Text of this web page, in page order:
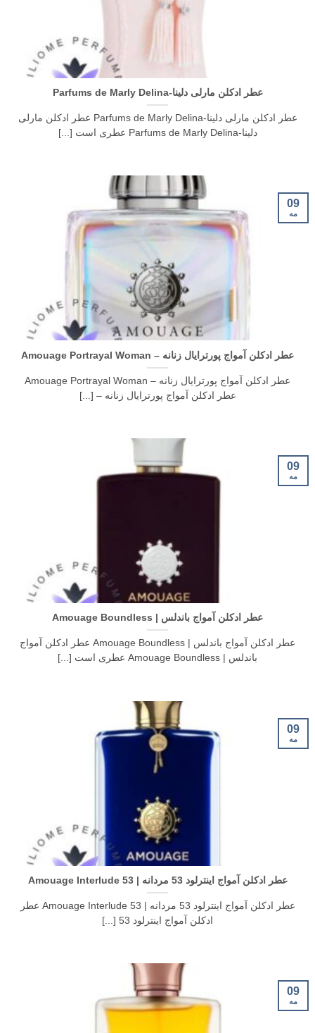
عطر ادکلن مارلی دلینا-Parfums de Marly Delina
عطر ادکلن مارلی دلینا-Parfums de Marly Delina عطر ادکلن مارلی
دلینا-Parfums de Marly Delina عطری است [...]
عطر ادکلن آمواج پورترایال زنانه – Amouage Portrayal Woman
عطر ادکلن آمواج پورترایال زنانه – Amouage Portrayal Woman
عطر ادکلن آمواج پورترایال زنانه – [...]
09
مه
عطر ادکلن آمواج باندلس | Amouage Boundless
عطر ادکلن آمواج باندلس | Amouage Boundless عطر ادکلن آمواج
باندلس | Amouage Boundless عطری است [...]
09
مه
عطر ادکلن آمواج اینترلود 53 مردانه | Amouage Interlude 53
عطر ادکلن آمواج اینترلود 53 مردانه | Amouage Interlude 53 عطر
ادکلن آمواج اینترلود 53 [...]
09
مه
09
مه